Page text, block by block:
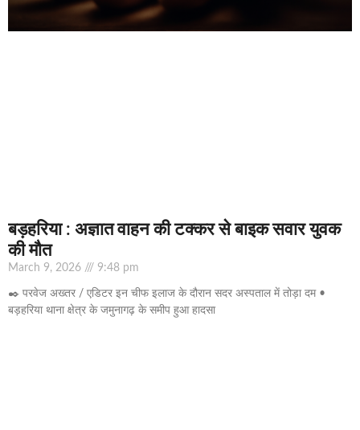
बड़हरिया : अज्ञात वाहन की टक्कर से बाइक सवार युवक
की मौत
March 9, 2026 9:48 pm
✒️ परवेज अख्तर / एडिटर इन चीफ इलाज के दौरान सदर अस्पताल में तोड़ा दम •
बड़हरिया थाना क्षेत्र के जमुनागढ़ के समीप हुआ हादसा